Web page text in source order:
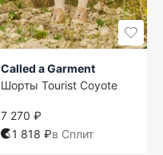
Called a Garment
Шорты Tourist Coyote
7 270 ₽
1 818 ₽в Сплит